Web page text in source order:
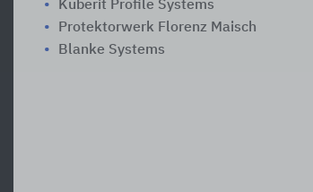
Küberit Profile Systems
Protektorwerk Florenz Maisch
Blanke Systems